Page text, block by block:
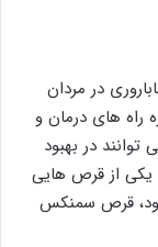
در مردان
راه های درمان و
در بهبود
یکی از قرص هایی
قرص سمنکس